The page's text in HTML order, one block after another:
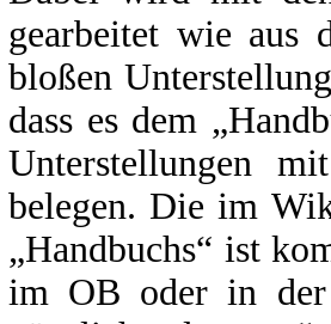
gearbeitet wie aus
bloßen
dass es dem
Unterstellungen
belegen. Die im
„Handbuchs“ ist
im OB oder in der